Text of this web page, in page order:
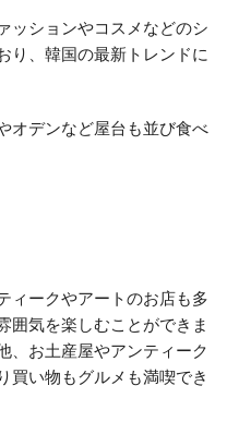
ッションやコスメなどのシ
り、韓国の最新トレンドに
オデンなど屋台も並び食べ
ィークやアートのお店も多
囲気を楽しむことができま
、お土産屋やアンティーク
買い物もグルメも満喫でき